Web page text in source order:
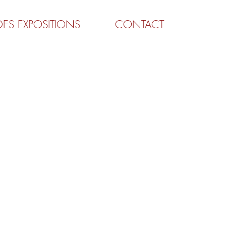
EXPOSITIONS CONTACT